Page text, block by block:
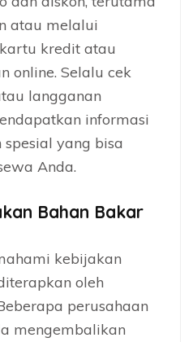
atau melalui
kredit atau
online. Selalu cek
langganan
informasi
yang bisa
Anda.
Bahan Bakar
kebijakan
oleh
perusahaan
mengembalikan